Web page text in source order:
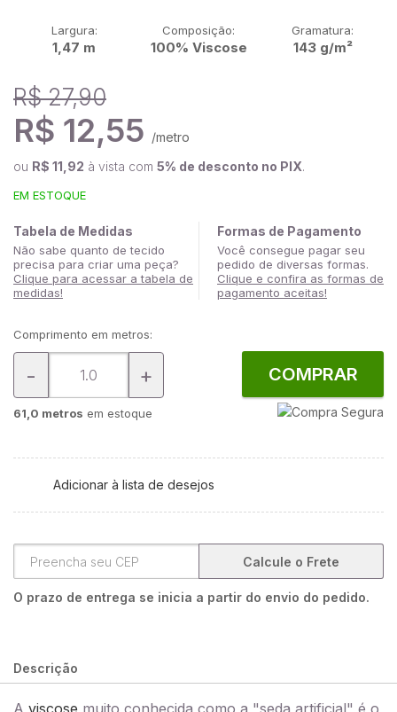
Largura:
1,47 m
Composição:
100% Viscose
Gramatura:
143 g/m²
R$ 27,90
R$ 12,55 /metro
ou R$ 11,92 à vista com 5% de desconto no PIX.
EM ESTOQUE
Tabela de Medidas
Não sabe quanto de tecido
precisa para criar uma peça?
Clique para acessar a tabela de
medidas!
Formas de Pagamento
Você consegue pagar seu
pedido de diversas formas.
Clique e confira as formas de
pagamento aceitas!
Comprimento em metros:
- +
61,0 metros em estoque
COMPRAR
Adicionar à lista de desejos
Calcule o Frete
O prazo de entrega se inicia a partir do envio do pedido.
Descrição